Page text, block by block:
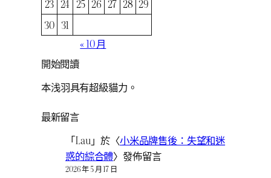
23 24 25 26 27 28 29
30 31
« 10 月
開始閱讀
本浅羽具有超級貓力。
最新留言
「Lau」於〈小米品牌售後：失望和迷
惑的綜合體〉發佈留言
2026 年 5 月 17 日